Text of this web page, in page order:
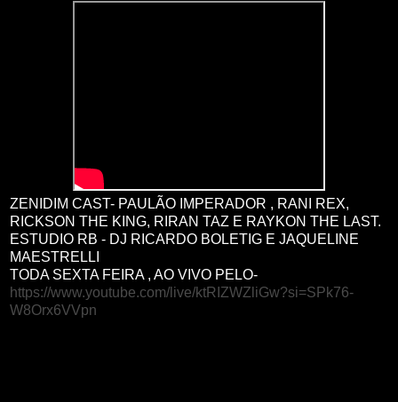
ZENIDIM CAST- PAULÃO IMPERADOR , RANI REX,
RICKSON THE KING, RIRAN TAZ E RAYKON THE LAST.
ESTUDIO RB - DJ RICARDO BOLETIG E JAQUELINE
MAESTRELLI
TODA SEXTA FEIRA , AO VIVO PELO-
https://www.youtube.com/live/ktRIZWZliGw?si=SPk76-
W8Orx6VVpn